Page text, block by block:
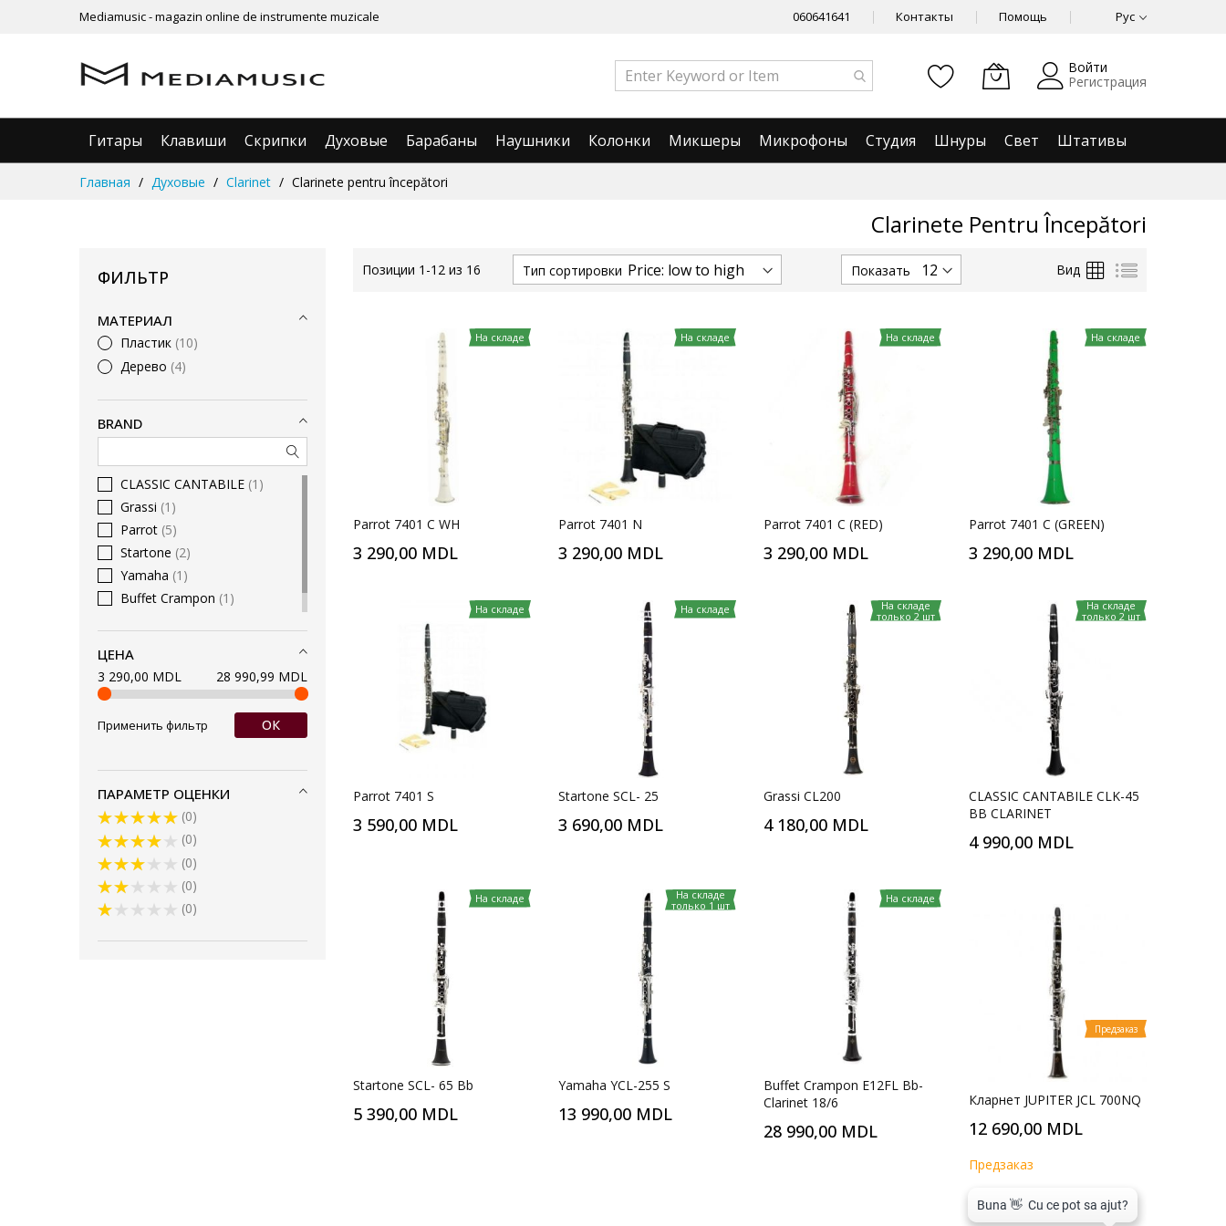
Mediamusic - magazin online de instrumente muzicale 060641641 Контакты Помощь Рус
Войти
Регистрация
Гитары Клавиши Скрипки Духовые Барабаны Наушники Колонки Микшеры Микрофоны Студия Шнуры Свет
Штативы
Главная Духовые Clarinet Clarinete pentru începători
Clarinete Pentru Începători
Позиции 1 -12 из 16 Тип сортировки Показать Вид СеткаСписок
На складе
Parrot 7401 C WH
3 290,00 MDL
На складе
Parrot 7401 N
3 290,00 MDL
На складе
Parrot 7401 C (RED)
3 290,00 MDL
На складе
Parrot 7401 C (GREEN)
3 290,00 MDL
На складе
Parrot 7401 S
3 590,00 MDL
На складе
Startone SCL- 25
3 690,00 MDL
На складе
только 2 шт
Grassi CL200
4 180,00 MDL
На складе
только 2 шт
CLASSIC CANTABILE CLK-45
BB CLARINET
4 990,00 MDL
На складе
Startone SCL- 65 Bb
5 390,00 MDL
На складе
только 1 шт
Yamaha YCL-255 S
13 990,00 MDL
На складе
Buffet Crampon E12FL Bb-
Clarinet 18/6
28 990,00 MDL
Предзаказ
Кларнет JUPITER JCL 700NQ
12 690,00 MDL
Предзаказ
ФИЛЬТР
МАТЕРИАЛ
Пластик 10
Дерево 4
BRAND
CLASSIC CANTABILE 1
Grassi 1
Parrot 5
Startone 2
Yamaha 1
Buffet Crampon 1
ЦЕНА
3 290,00 MDL 28 990,99 MDL
Применить фильтр ОК
ПАРАМЕТР ОЦЕНКИ
0
0
0
0
0